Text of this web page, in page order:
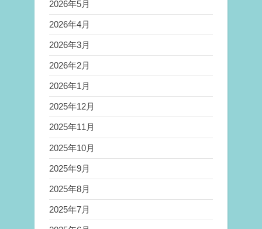
2026年5月
2026年4月
2026年3月
2026年2月
2026年1月
2025年12月
2025年11月
2025年10月
2025年9月
2025年8月
2025年7月